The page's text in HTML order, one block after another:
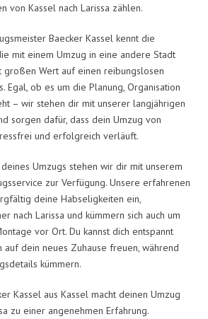
von Kassel nach Larissa zählen.
Baecker Kassel kennt die
mit einem Umzug in eine andere Stadt
großen Wert auf einen reibungslosen
Egal, ob es um die Planung, Organisation
– wir stehen dir mit unserer langjährigen
sorgen dafür, dass dein Umzug von
und erfolgreich verläuft.
Umzugs stehen wir dir mit unserem
zur Verfügung. Unsere erfahrenen
deine Habseligkeiten ein,
nach Larissa und kümmern sich auch um
vor Ort. Du kannst dich entspannt
auf dein neues Zuhause freuen, während
kümmern.
Kassel aus Kassel macht deinen Umzug
zu einer angenehmen Erfahrung.